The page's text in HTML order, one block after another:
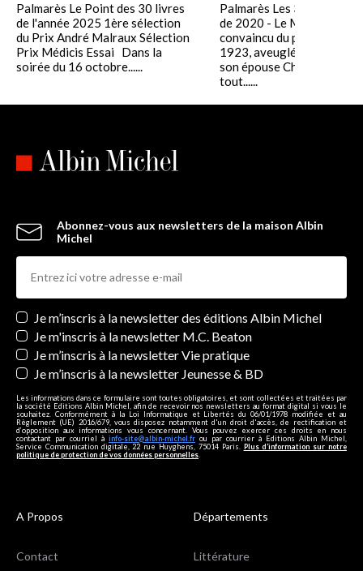
Palmarès Le Point des 30 livres
de l'année 2025 1ère sélection
du Prix André Malraux Sélection
Prix Médicis Essai Dans la
soirée du 16 octobre......
Palmarès Les 30 meilleurs
de 2020 - Le Monde
convaincu du parti nazi dès
1923, aveuglément
son épouse Charlotte,
tout......
Abonnez-vous aux newsletters de la maison Albin
Michel
Newsletters
Je m’inscris à la newsletter des éditions Albin Michel
Je m'inscris à la newsletter M.C. Beaton
Je m’inscris à la newsletter Vie pratique
Je m’inscris à la newsletter Jeunesse & BD
Les informations dans ce formulaire sont toutes obligatoires, et sont collectées et traitées par
la société Editions Albin Michel, afin de recevoir nos newsletters au format digital si vous le
souhaitez. Conformément à la Loi Informatique et Libertés du 06/01/1978 modifiée et au
Règlement (UE) 2016/679, vous disposez notamment d'un droit d'accès, de rectification et
d’opposition aux informations vous concernant. Vous pouvez exercer ces droits en nous
contactant par courriel à info-site@albin-michel.fr ou par courrier à Editions Albin Michel,
Service Communication digitale, 22 rue Huyghens, 75014 Paris. Plus d’information sur notre
politique de protection de vos données personnelles.
A Propos
Contact
Départements
Littérature